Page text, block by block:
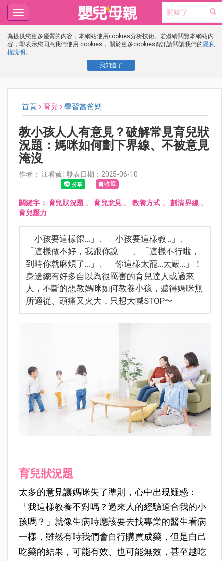
為提供您更多優質的內容，本網站使用cookies分析技術。若繼續閱覽本網站內
容，即表示您同意我們使用 cookies， 關於更多cookies資訊請閱讀我們的隱私
權說明 。
我知道了
Toggle
navigation
首頁 育兒 學習當爸媽
教小孩人人有意見？破解常見育兒狀
況題：媽咪如何劃下界線、不被意見
淹沒
作者： 江睿毓 | 發表日期：2025-06-10
收藏
關鍵字： 育兒狀況題 、育兒意見 、 教養方式 、劃清界線 、
育兒壓力
「小孩要這樣餵…」、「小孩要這樣教…」、
「這樣做不好，我跟你說…」、「這樣不行啦，
到時你就麻煩了…」、「你這樣太寵…太嚴…」！
身邊總有好多自以為很厲害的育兒達人或過來
人，不斷的想教媽咪如何教養小孩，聽得媽咪無
所適從、頭痛又火大，只想大喊STOP〜
育兒狀況題
太多的意見讓媽咪失了準則，心中出現疑惑：
「我這樣教養不對嗎？過來人的經驗適合我的小
孩嗎？」就像生病時應該要去找專業的醫生看病
一樣，雖然有時我們會自行購買成藥，但是自己
吃藥的結果，可能有效、也可能無效，甚至越吃